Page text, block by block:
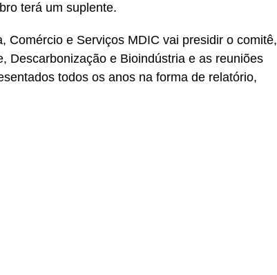
terá um suplente.
Comércio e Serviços MDIC vai presidir o comitê,
Descarbonização e Bioindústria e as reuniões
todos os anos na forma de relatório,